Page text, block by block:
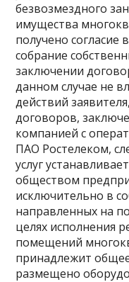
безвозмездного
имущества
получено согласие
собрание
заключении
данном случае не
действий
договоров,
компанией с
ПАО Ростелеком,
услуг
обществом
исключительно в
направленных на
целях исполнения
помещений
принадлежит
размещено